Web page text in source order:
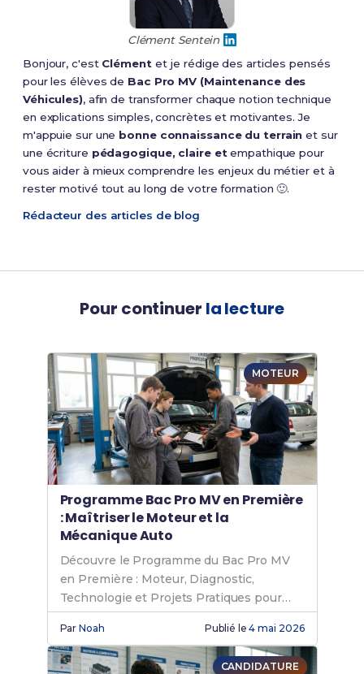
Clément Sentein
Bonjour, c'est Clémentet je rédige des articles pensés
pour les élèves de Bac Pro MV (Maintenance des
Véhicules), afin de transformer chaque notion technique
en explications simples, concrètes et motivantes. Je
m'appuie sur une bonne connaissance du terrain et sur
une écriture pédagogique, claire etempathique pour
vous aider à mieux comprendre les enjeux du métier et à
rester motivé tout au long de votre formation 🙂.
Rédacteur des articles de blog
Pour continuer la lecture
MOTEUR
Programme Bac Pro MV en Première
: Maîtriser le Moteur et la
Mécanique Auto
Découvre le Programme du Bac Pro MV
en Première : Moteur, Diagnostic,
Technologie et Projets Pratiques pour
Réussir.
ParNoah Publié le4 mai 2026
CANDIDATURE